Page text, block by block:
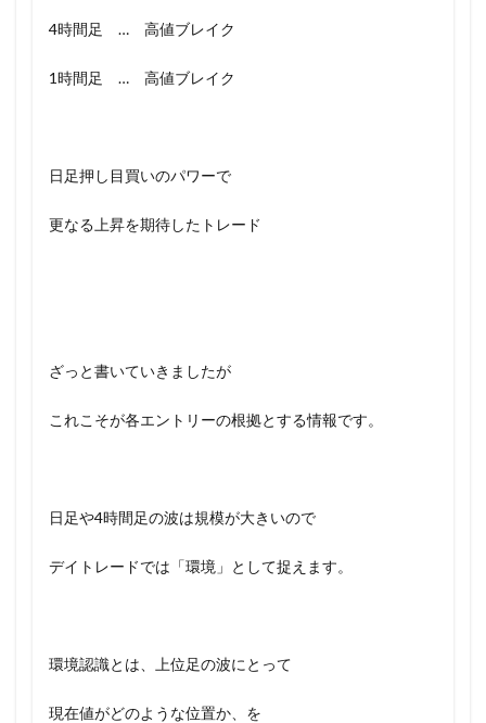
4時間足 … 高値ブレイク
1時間足 … 高値ブレイク
日足押し目買いのパワーで
更なる上昇を期待したトレード
ざっと書いていきましたが
これこそが各エントリーの根拠とする情報です。
日足や4時間足の波は規模が大きいので
デイトレードでは「環境」として捉えます。
環境認識とは、上位足の波にとって
現在値がどのような位置か、を